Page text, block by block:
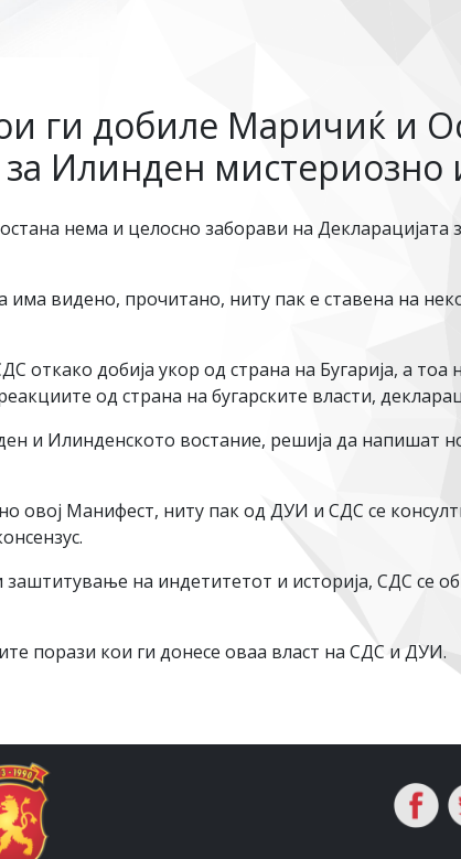
ги добиле Маричиќ и
за Илинден мистериозно
нема и целосно заборави на Декларацијата
има видено, прочитано, ниту пак е ставена на
добија укор од страна на Бугарија, а тоа
од страна на бугарските власти,
и Илинденското востание, решија да напишат
овој Манифест, ниту пак од ДУИ и СДС се
на индетитетот и историја, СДС се
порази кои ги донесе оваа власт на СДС и ДУИ.